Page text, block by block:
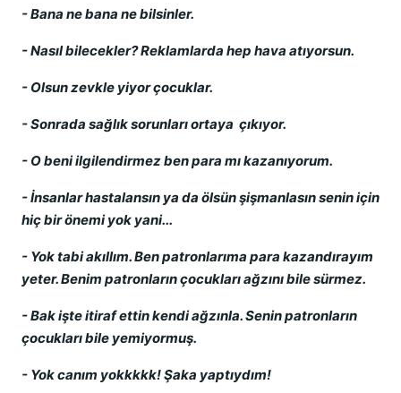
- Bana ne bana ne bilsinler.
- Nasıl bilecekler? Reklamlarda hep hava atıyorsun.
- Olsun zevkle yiyor çocuklar.
- Sonrada sağlık sorunları ortaya çıkıyor.
- O beni ilgilendirmez ben para mı kazanıyorum.
- İnsanlar hastalansın ya da ölsün şişmanlasın senin için
hiç bir önemi yok yani...
- Yok tabi akıllım. Ben patronlarıma para kazandırayım
yeter. Benim patronların çocukları ağzını bile sürmez.
- Bak işte itiraf ettin kendi ağzınla. Senin patronların
çocukları bile yemiyormuş.
- Yok canım yokkkkk! Şaka yaptıydım!